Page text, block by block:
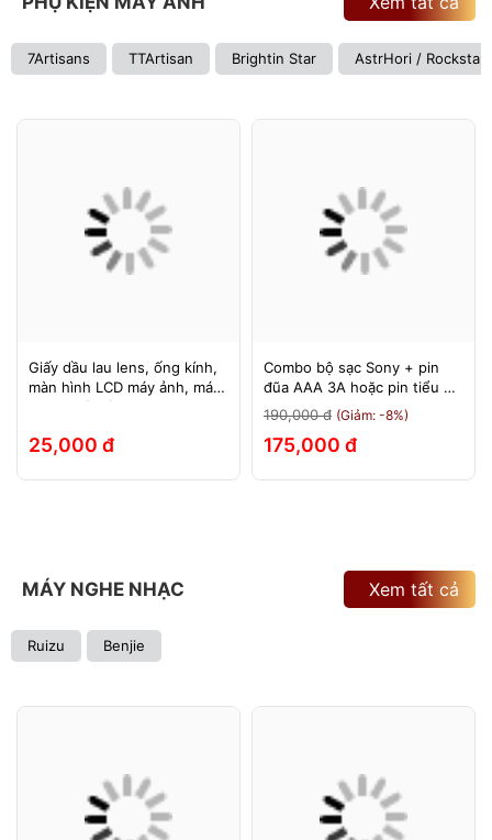
7Artisans TTArtisan Brightin Star AstrHori / Rockstar
Giấy dầu lau lens, ống kính,
màn hình LCD máy ảnh, máy
quay, máy tính, laptop, điện
25,000 đ
Combo bộ sạc Sony + pin
đũa AAA 3A hoặc pin tiểu AA
2A Sony 1.5v
190,000 đ (Giảm: -8%)
175,000 đ
MÁY NGHE NHẠC
Ruizu Benjie
Xem tất cả